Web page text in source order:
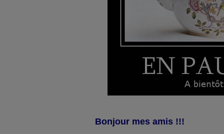
Bonjour mes amis !!!